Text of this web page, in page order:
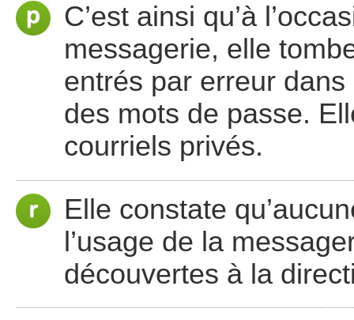
C’est ainsi qu’à
messagerie, elle
entrés par erreur
des mots de passe.
courriels privés.
Elle constate
l’usage de la
découvertes à la